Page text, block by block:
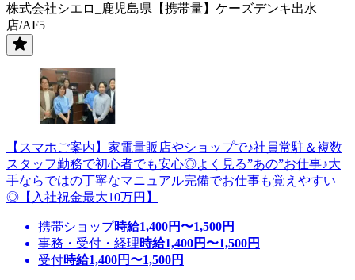
株式会社シエロ_鹿児島県【携帯量】ケーズデンキ出水
店/AF5
【スマホご案内】家電量販店やショップで♪社員常駐＆複数
スタッフ勤務で初心者でも安心◎よく見る”あの”お仕事♪大
手ならではの丁寧なマニュアル完備でお仕事も覚えやすい
◎【入社祝金最大10万円】
携帯ショップ時給1,400円〜1,500円
事務・受付・経理時給1,400円〜1,500円
受付時給1,400円〜1,500円